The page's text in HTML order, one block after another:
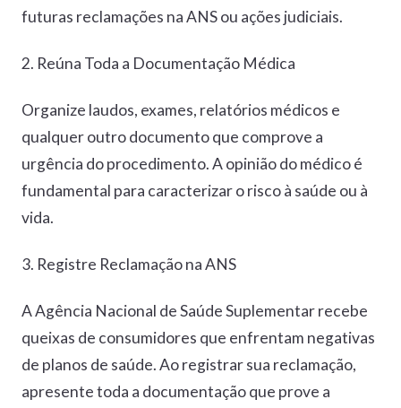
futuras reclamações na ANS ou ações judiciais.
2. Reúna Toda a Documentação Médica
Organize laudos, exames, relatórios médicos e
qualquer outro documento que comprove a
urgência do procedimento. A opinião do médico é
fundamental para caracterizar o risco à saúde ou à
vida.
3. Registre Reclamação na ANS
A Agência Nacional de Saúde Suplementar recebe
queixas de consumidores que enfrentam negativas
de planos de saúde. Ao registrar sua reclamação,
apresente toda a documentação que prove a